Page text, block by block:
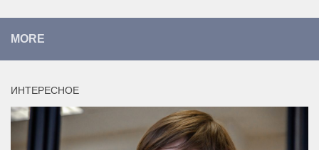
MORE
ИНТЕРЕСНОЕ